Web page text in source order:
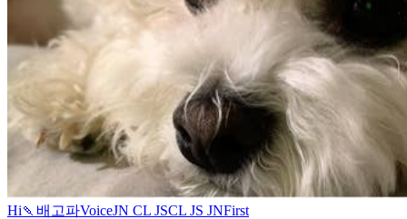
Hi🍡 배고파VoiceJN CL JSCL JS JNFirst